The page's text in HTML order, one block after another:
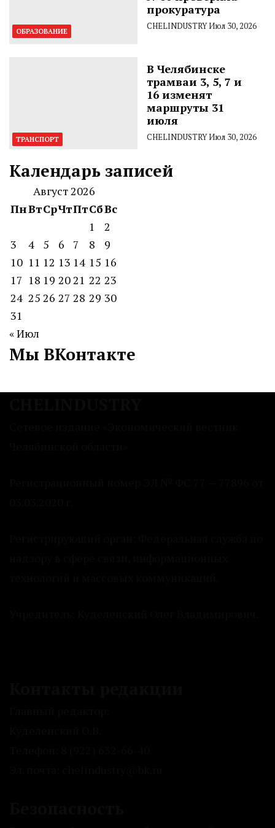
ОБРАЗОВАНИЕ
прокуратура
CHELINDUSTRYИюл 30, 2026
ТРАНСПОРТ
В Челябинске
трамваи 3, 5, 7 и
16 изменят
маршруты 31
июля
CHELINDUSTRYИюл 30, 2026
Календарь записей
Август 2026
ПнВтСрЧтПтСбВс
1
2
3
4 5 6 7 8
9
10 11 12 13 14 15 16
17 18 19 2021 22 23
24 25 26 27 28 29 30
31
« Июл
Мы ВКонтакте